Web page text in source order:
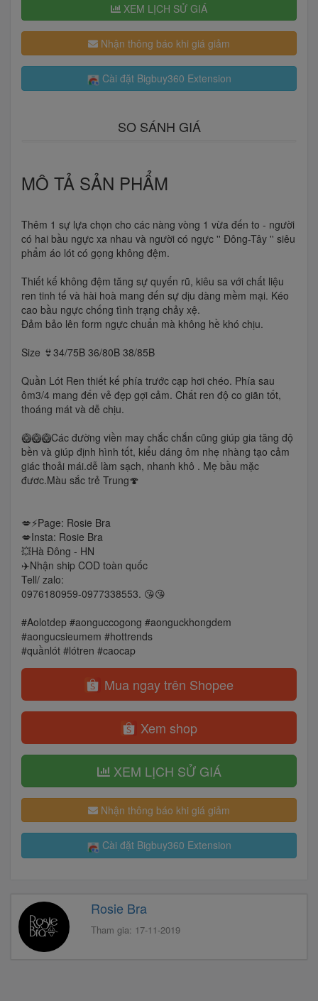
XEM LỊCH SỬ GIÁ
Nhận thông báo khi giá giảm
Cài đặt Bigbuy360 Extension
SO SÁNH GIÁ
MÔ TẢ SẢN PHẨM
Thêm 1 sự lựa chọn cho các nàng vòng 1 vừa đến to - người
có hai bầu ngực xa nhau và người có ngực '' Đông-Tây '' siêu
phẩm áo lót có gọng không đệm.
Thiết kế không đệm tăng sự quyến rũ, kiêu sa với chất liệu
ren tinh tế và hài hoà mang đến sự dịu dàng mềm mại. Kéo
cao bầu ngực chống tình trạng chảy xệ.
Đảm bảo lên form ngực chuẩn mà không hề khó chịu.
Size 👙34/75B 36/80B 38/85B
Quần Lót Ren thiết kế phía trước cạp hơi chéo. Phía sau
ôm3/4 mang đến vẻ đẹp gợi cảm. Chất ren độ co giãn tốt,
thoáng mát và dễ chịu.
🥝🥝🥝Các đường viền may chắc chắn cũng giúp gia tăng độ
bền và giúp định hình tốt, kiểu dáng ôm nhẹ nhàng tạo cảm
giác thoải mái.dễ làm sạch, nhanh khô . Mẹ bầu mặc
đươc.Màu sắc trẻ Trung🍄
💋⚡️Page: Rosie Bra
💋Insta: Rosie Bra
💥Hà Đông - HN
✈️Nhận ship COD toàn quốc
Tell/ zalo:
0976180959-0977338553. 😘😘
#Aolotdep #aonguccogong #aonguckhongdem
#aongucsieumem #hottrends
#quầnlót #lótren #caocap
Mua ngay trên Shopee
Xem shop
XEM LỊCH SỬ GIÁ
Nhận thông báo khi giá giảm
Cài đặt Bigbuy360 Extension
Rosie Bra
Tham gia: 17-11-2019